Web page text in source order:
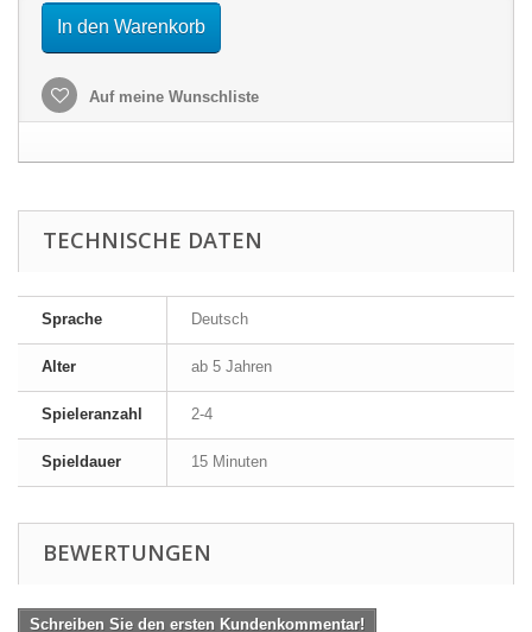
In den Warenkorb
Auf meine Wunschliste
TECHNISCHE DATEN
Sprache Deutsch
Alter ab 5 Jahren
Spieleranzahl 2-4
Spieldauer 15 Minuten
BEWERTUNGEN
Schreiben Sie den ersten Kundenkommentar!